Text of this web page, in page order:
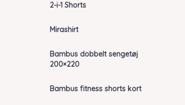
2-i-1 Shorts
Mirashirt
Bambus dobbelt sengetøj
200×220
Bambus fitness shorts kort